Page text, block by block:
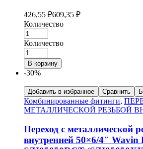
426,55 ₽609,35 ₽
Количество
Количество
В корзину
-30%
Добавить в избранное Сравнить
Комбинированные фитинги,
МЕТАЛЛИЧЕСКОЙ РЕЗЬБОЙ
Переход с металлической
внутренней 50×6/4″ Wavin